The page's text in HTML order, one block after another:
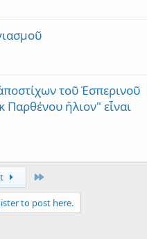
τοῦ Ἑσπερινοῦ
ἥλιον" εἶναι
to post here.